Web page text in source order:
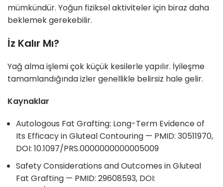
mümkündür. Yoğun fiziksel aktiviteler için biraz daha
beklemek gerekebilir.
İz Kalır Mı?
Yağ alma işlemi çok küçük kesilerle yapılır. İyileşme
tamamlandığında izler genellikle belirsiz hale gelir.
Kaynaklar
Autologous Fat Grafting: Long-Term Evidence of
Its Efficacy in Gluteal Contouring — PMID: 30511970,
DOI: 10.1097/PRS.0000000000005009
Safety Considerations and Outcomes in Gluteal
Fat Grafting — PMID: 29608593, DOI: